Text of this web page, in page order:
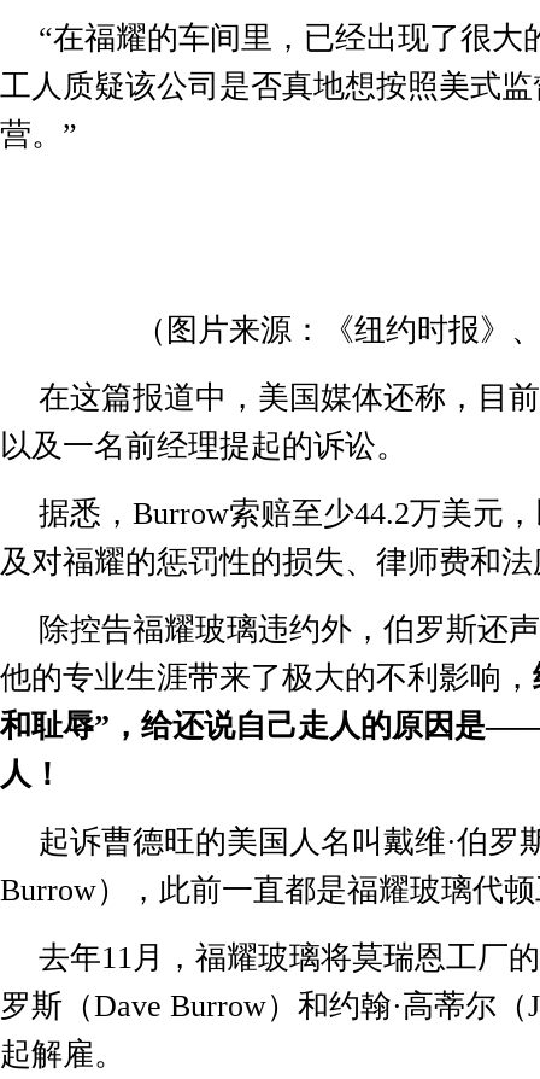
“在福耀的车间里，已经出现了很大
工人质疑该公司是否真地想按照美式
营。”
（图片来源：《纽约时报》
在这篇报道中，美国媒体还称，目
以及一名前经理提起的诉讼。
据悉， Burrow索赔至少44.2万美元
及对福耀的惩罚性的损失、律师费和
除控告福耀玻璃违约外，伯罗斯还
他的专业生涯带来了极大的不利影响，
和耻辱”，给还说自己走人的原因是
人！
起诉曹德旺的美国人名叫戴维·伯罗
Burrow），此前一直都是福耀玻璃代
去年11月，福耀玻璃将莫瑞恩工厂
罗斯（Dave Burrow）和约翰·高蒂尔（
起解雇。